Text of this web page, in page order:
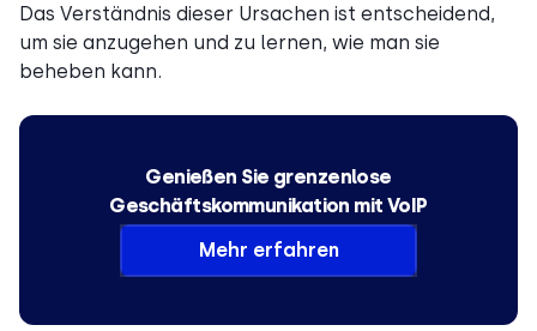
Das Verständnis dieser Ursachen ist entscheidend,
um sie anzugehen und zu lernen, wie man sie
beheben kann.
Genießen Sie grenzenlose
Geschäftskommunikation mit VoIP
Mehr erfahren